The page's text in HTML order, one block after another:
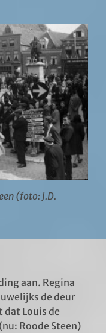
(foto: J.D.
aan. Regina
de deur
dat Louis de
Roode Steen)